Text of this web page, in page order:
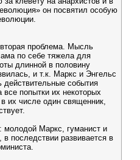
он посвятил особую
проблема. Мысль
по себе тяжела для
длинной в половину
и т.к. Маркс и Энгельс
действительные события
попытки их некоторых
их числе один священник,
молодой Маркс, гуманист и
последствии развивается в